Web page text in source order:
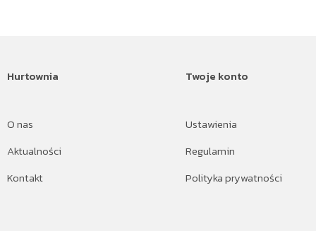
Hurtownia
O nas
Aktualności
Kontakt
Twoje konto
Ustawienia
Regulamin
Polityka prywatności